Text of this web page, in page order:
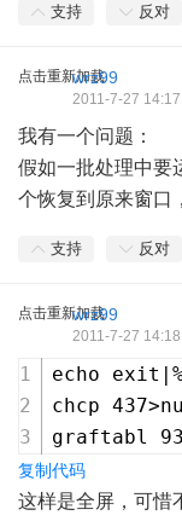
支持 反对
点击重新加载
wrz99
2011-7-27
我有一个问题：
假如一批处理中要
个恢复到原来窗口
支持 反对
点击重新加载
wrz99
2011-7-27
echo
chcp
graftabl
复制代码
这样是全屏，可惜